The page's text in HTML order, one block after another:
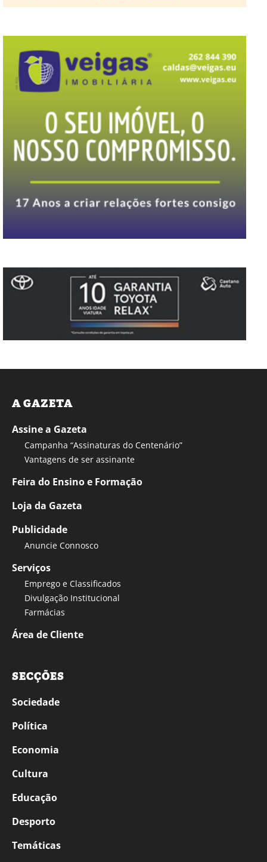
A GAZETA
Assine a Gazeta
Campanha “Assinaturas do Centenário”
Vantagens de ser assinante
Feira do Ensino e Formação
Loja da Gazeta
Publicidade
Anuncie Connosco
Serviços
Emprego e Classificados
Divulgação Institucional
Farmácias
Área de Cliente
SECÇÕES
Sociedade
Política
Economia
Cultura
Educação
Desporto
Temáticas